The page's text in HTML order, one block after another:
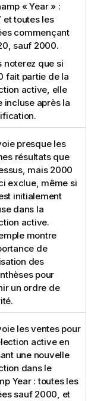
«Year» :
et toutes les
commençant
sauf 2000.
noterez que si
fait partie de la
active, elle
incluse après la
presque les
résultats que
mais 2000
exclue, même si
initialement
dans la
active.
montre
de
des
pour
un ordre de
les ventes pour
active en
une nouvelle
dans le
Year: toutes les
sauf 2000, et